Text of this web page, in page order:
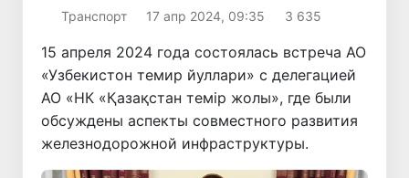
Транспорт 17 апр 2024, 09:35 3 635
15 апреля 2024 года состоялась встреча АО
«Узбекистон темир йуллари» с делегацией
АО «НК «Қазақстан темiр жолы», где были
обсуждены аспекты совместного развития
железнодорожной инфраструктуры.